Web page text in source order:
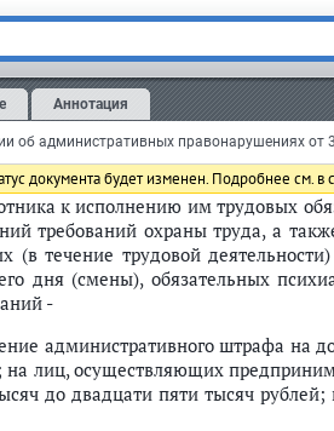
(ст. 1.1 - 1.8)
(ст. 2.1 - 2.10)
5.1 - 5.69)
участников референдума
Аннотация
документа будет изменен. Подробнее см. в
установленного
-
или наложение
рублей; на лиц, осуществляющих
тысяч до десяти тысяч рублей; на
к исполнению им трудовых
требований охраны труда, а
(в течение трудовой
дня (смены), обязательных
-
административного штрафа на
на лиц, осуществляющих
до двадцати пяти тысяч